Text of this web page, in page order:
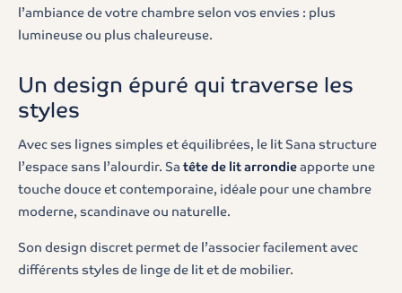
l’ambiance de votre chambre selon vos envies : plus
lumineuse ou plus chaleureuse.
Un design épuré qui traverse les
styles
Avec ses lignes simples et équilibrées, le lit Sana structure
l’espace sans l’alourdir. Sa tête de lit arrondieapporte une
touche douce et contemporaine, idéale pour une chambre
moderne, scandinave ou naturelle.
Son design discret permet de l’associer facilement avec
différents styles de linge de lit et de mobilier.